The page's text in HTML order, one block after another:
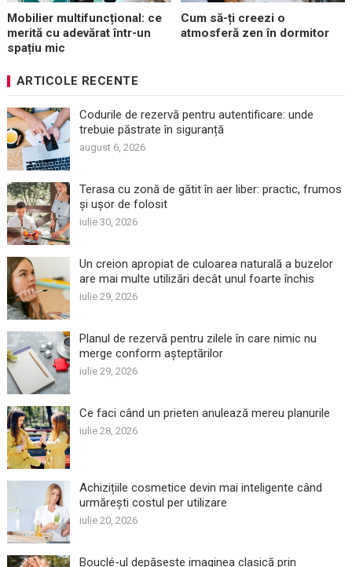
Mobilier multifuncțional: ce
merită cu adevărat într-un
spațiu mic
Cum să-ți creezi o
atmosferă zen în dormitor
ARTICOLE RECENTE
Codurile de rezervă pentru autentificare: unde
trebuie păstrate în siguranță
august 6, 2026
Terasa cu zonă de gătit în aer liber: practic, frumos
și ușor de folosit
iulie 30, 2026
Un creion apropiat de culoarea naturală a buzelor
are mai multe utilizări decât unul foarte închis
iulie 29, 2026
Planul de rezervă pentru zilele în care nimic nu
merge conform așteptărilor
iulie 29, 2026
Ce faci când un prieten anulează mereu planurile
iulie 28, 2026
Achizițiile cosmetice devin mai inteligente când
urmărești costul per utilizare
iulie 20, 2026
Bouclé-ul depășește imaginea clasică prin